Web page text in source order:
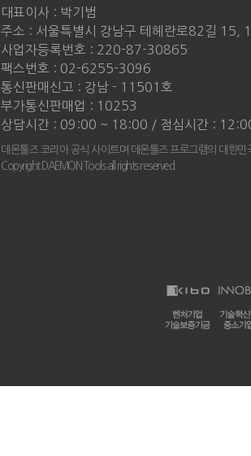
대표이사 : 박기범
주소 : 서울특별시 강남구 테헤란로82길 15,
사업자등록번호 : 220-87-30865
팩스번호 : 02-6255-3096
통신판매신고 : 강남 - 11501호
부가통신판매업 : 10253
상담시간 : 09:00 ~ 18:00 / 점심시간 :
데몬툴즈 코리아 공식 사이트며 데몬툴즈 프로그램의 대한
Copyright DAEMON Tools all rights reserved.